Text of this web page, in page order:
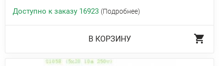
Доступно к заказу 16923 (Подробнее)
В КОРЗИНУ